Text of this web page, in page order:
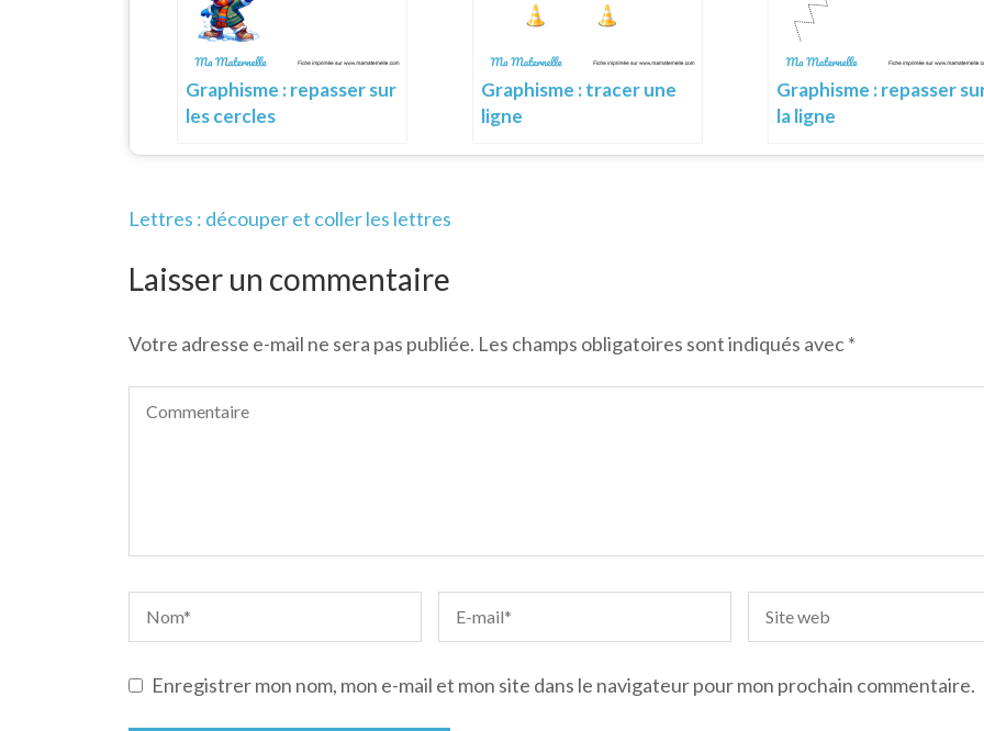
Graphisme : repasser sur
les cercles
Graphisme : tracer une
ligne
Graphisme : repasser
la ligne
Navigation
l’article
Lettres : découper et coller les lettres
Laisser un commentaire
Votre adresse e-mail ne sera pas publiée. Les champs obligatoires sont indiqués avec*
Enregistrer mon nom, mon e-mail et mon site dans le navigateur pour mon prochain commentaire.